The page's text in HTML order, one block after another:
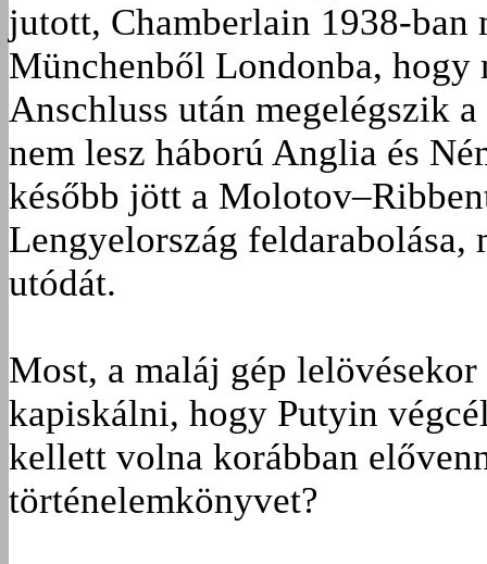
jutott, Chamberlain 1938-ban
Münchenből Londonba, hogy
Anschluss után megelégszik
nem lesz háború Anglia és
később jött a
Lengyelország
utódát.
Most, a maláj gép
kapiskálni, hogy Putyin
kellett volna korábban
történelemkönyvet?